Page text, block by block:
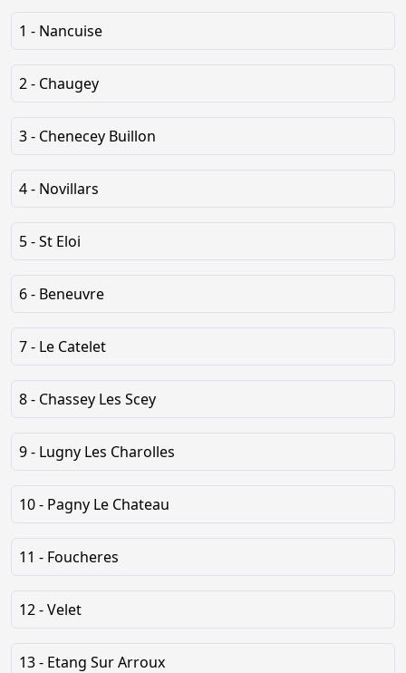
1 - Nancuise
2 - Chaugey
3 - Chenecey Buillon
4 - Novillars
5 - St Eloi
6 - Beneuvre
7 - Le Catelet
8 - Chassey Les Scey
9 - Lugny Les Charolles
10 - Pagny Le Chateau
11 - Foucheres
12 - Velet
13 - Etang Sur Arroux